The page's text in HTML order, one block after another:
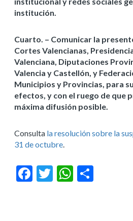
institución.
Cuarto. – Comunicar la
Cortes Valencianas,
Valenciana, Diputaciones
Valencia y Castellón, y
Municipios y Provincias, para
efectos, y con el ruego de que
máxima difusión posible.
Consulta la resolución sobre la
31 de octubre
Facebook
Twitter WhatsApp